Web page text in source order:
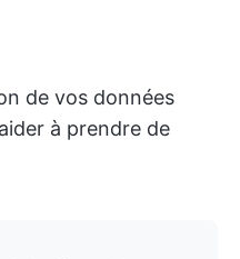
de vos données
à prendre de